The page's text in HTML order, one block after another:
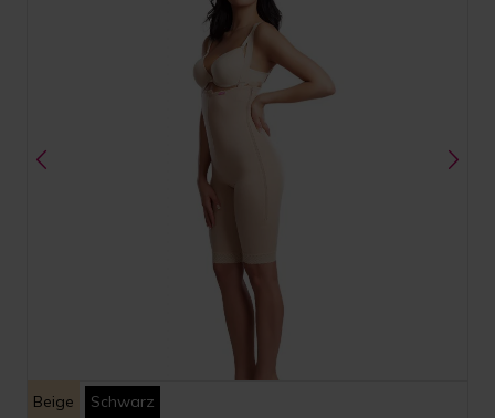
Beige Schwarz